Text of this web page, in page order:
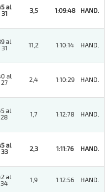
al
31
3,5 1:09:48 HAND.
al
31
11,2 1:10:14 HAND.
al
27
2,4 1:10:29 HAND.
al
28
1,7 1:12:78 HAND.
al
33
2,3 1:11:76 HAND.
al
34
1,9 1:12:56 HAND.